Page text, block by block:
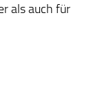
als auch für